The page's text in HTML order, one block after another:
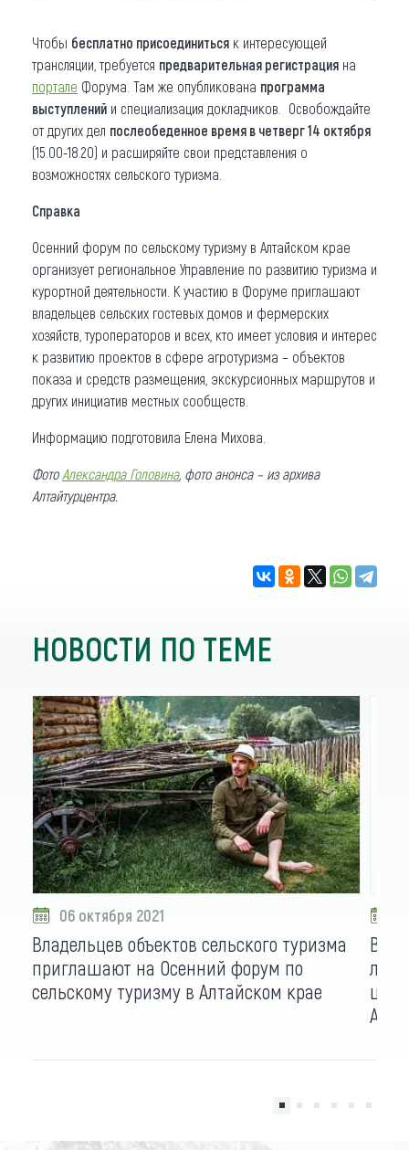
Чтобы бесплатно присоединиться к интересующей
трансляции, требуется предварительная регистрация на
портале Форума. Там же опубликована программа
выступлений и специализация докладчиков. Освобождайте
от других дел послеобеденное время в четверг 14 октября
(15.00-18.20) и расширяйте свои представления о
возможностях сельского туризма.
Справка
Осенний форум по сельскому туризму в Алтайском крае
организует региональное Управление по развитию туризма и
курортной деятельности. К участию в Форуме приглашают
владельцев сельских гостевых домов и фермерских
хозяйств, туроператоров и всех, кто имеет условия и интерес
к развитию проектов в сфере агротуризма – объектов
показа и средств размещения, экскурсионных маршрутов и
других инициатив местных сообществ.
Информацию подготовила Елена Михова.
Фото Александра Головина, фото анонса – из архива
Алтайтурцентра.
НОВОСТИ ПО ТЕМЕ
06 октября 2021
Владельцев объектов сельского туризма
приглашают на Осенний форум по
сельскому туризму в Алтайском крае
В